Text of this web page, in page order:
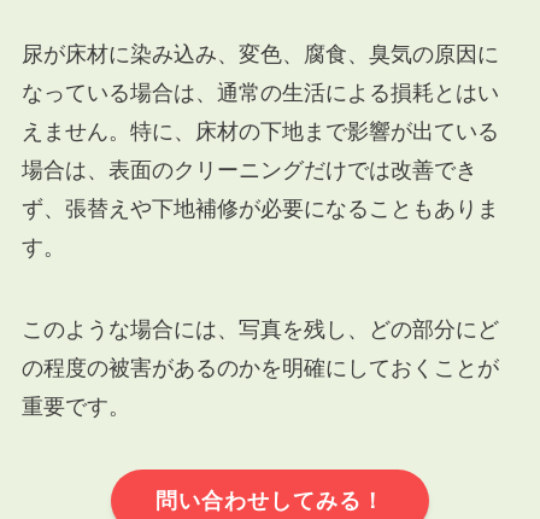
尿が床材に染み込み、変色、腐食、臭気の原因に
なっている場合は、通常の生活による損耗とはい
えません。特に、床材の下地まで影響が出ている
場合は、表面のクリーニングだけでは改善でき
ず、張替えや下地補修が必要になることもありま
す。
このような場合には、写真を残し、どの部分にど
の程度の被害があるのかを明確にしておくことが
重要です。
問い合わせしてみる！